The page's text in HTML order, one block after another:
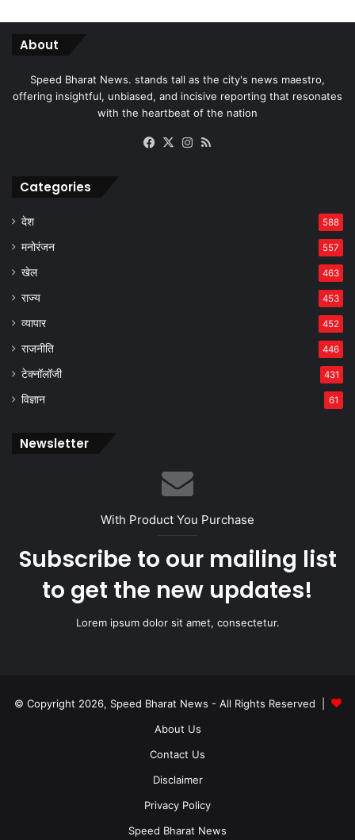
About
Speed Bharat News. stands tall as the city's news maestro,
offering insightful, unbiased, and incisive reporting that resonates
with the heartbeat of the nation
Facebook
X Instagram
Categories
देश 588
मनोरंजन 557
खेल 463
राज्य 453
व्यापार 452
राजनीति 446
टेक्नॉलॉजी 431
विज्ञान 61
Newsletter
With Product You Purchase
Subscribe to our mailing list
to get the new updates!
Lorem ipsum dolor sit amet, consectetur.
© Copyright 2026, Speed Bharat News - All Rights Reserved |
About Us
Contact Us
Disclaimer
Privacy Policy
Speed Bharat News